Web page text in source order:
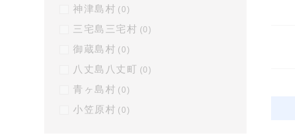
神津島村 (0)
三宅島三宅村 (0)
御蔵島村 (0)
八丈島八丈町 (0)
青ヶ島村 (0)
小笠原村 (0)